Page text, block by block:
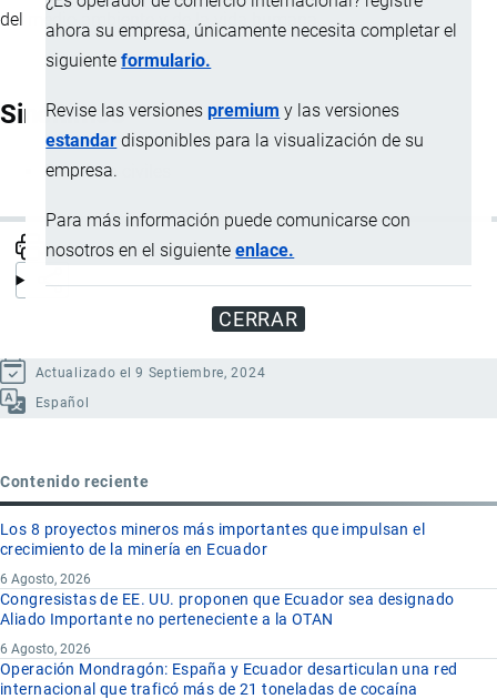
ahora su empresa, únicamente necesita completar el
siguienteformulario.
Revise las versionespremium y las versiones
estandar disponibles para la visualización de su
empresa.
Para más información puede comunicarse con
nosotros en el siguienteenlace.
CERRAR
del medio ambiente y de la vida humana.
Sinónimos
Prácticos civiles
Actualizado el 9 Septiembre, 2024
Español
Contenido reciente
Los 8 proyectos mineros más importantes que impulsan el
crecimiento de la minería en Ecuador
6 Agosto, 2026
Congresistas de EE. UU. proponen que Ecuador sea designado
Aliado Importante no perteneciente a la OTAN
6 Agosto, 2026
Operación Mondragón: España y Ecuador desarticulan una red
internacional que traficó más de 21 toneladas de cocaína